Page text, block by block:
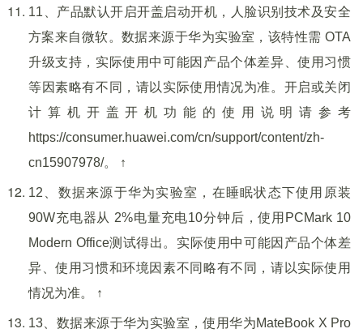
11、产品默认开启开盖启动开机，人脸识别技术及安全
方案来自微软。数据来源于华为实验室，该特性需 OTA
升级支持，实际使用中可能因产品个体差异、使用习惯
等因素略有不同，请以实际使用情况为准。开启或关闭
计算机开盖开机功能的使用说明请参考
https://consumer.huawei.com/cn/support/content/zh-
cn15907978/。 ↑
12、数据来源于华为实验室，在睡眠状态下使用原装
90W充电器从 2%电量充电10分钟后，使用PCMark 10
Modern Office测试得出。实际使用中可能因产品个体差
异、使用习惯和环境因素不同略有不同，请以实际使用
情况为准。 ↑
13、数据来源于华为实验室，使用华为MateBook X Pro